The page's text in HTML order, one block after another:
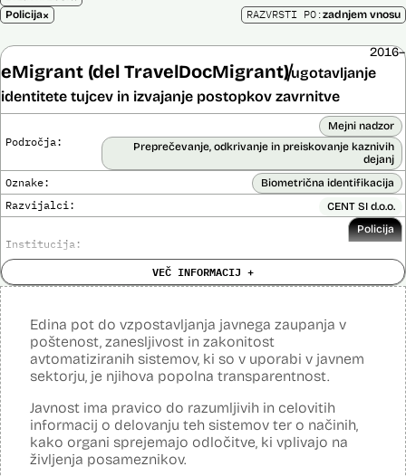
Policija× RAZVRSTI PO:zadnjem vnosu
eMigrant (del TravelDocMigrant)ugotavljanje
identitete tujcev in izvajanje postopkov zavrnitve
2016–
Področja:
Mejni nadzor
Preprečevanje, odkrivanje in preiskovanje kaznivih
dejanj
Oznake: Biometrična identifikacija
Razvijalci: CENT SI d.o.o.
Institucija:
Policija
Cena: 136.701,00 € z DDV
Analiza učinka na osebne podatke opravljena:
Posodobljeno: 3. december 2024
S pomočjo sistema policija ugotavlja identiteto in registrira ilegalne
zavrnitve vstopa. S sistemom zajemajo izjave tujcev, njihove listine,
obrazne fotografije v času postopka ter prstne odtise. Sistem
podatke preverja v bazah podatkov policije (evidence prekrškov in
evidence dogodkov), evidenci iskanih oseb, Schengenskem
informacijskem sistemu, Vizumskem informacijskem sistemu in bazah
VEČ INFORMACIJ +
Edina pot do vzpostavljanja javnega zaupanja v
poštenost, zanesljivost in zakonitost
avtomatiziranih sistemov, ki so v uporabi v javnem
sektorju, je njihova popolna transparentnost.
Javnost ima pravico do razumljivih in celovitih
informacij o delovanju teh sistemov ter o načinih,
kako organi sprejemajo odločitve, ki vplivajo na
življenja posameznikov.